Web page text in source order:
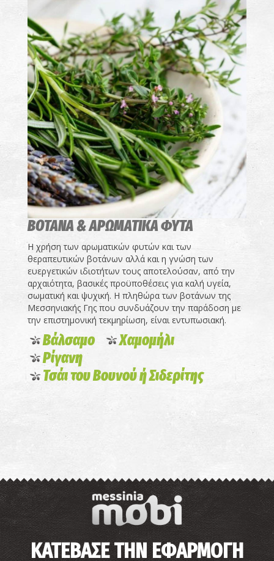
ΒΟΤΑΝΑ & ΑΡΩΜΑΤΙΚΑ ΦΥΤΑ
Η χρήση των αρωματικών φυτών και των
θεραπευτικών βοτάνων αλλά και η γνώση των
ευεργετικών ιδιοτήτων τους αποτελούσαν, από την
αρχαιότητα, βασικές προϋποθέσεις για καλή υγεία,
σωματική και ψυχική. Η πληθώρα των βοτάνων της
Μεσσηνιακής Γης που συνδυάζουν την παράδοση με
την επιστημονική τεκμηρίωση, είναι εντυπωσιακή.
Βάλσαμο
Χαμομήλι
Ρίγανη
Τσάι του Βουνού ή Σιδερίτης
ΚΑΤΕΒΑΣΕ ΤΗΝ ΕΦΑΡΜΟΓΗ